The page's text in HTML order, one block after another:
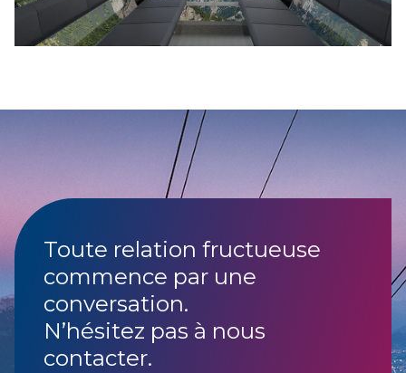
Toute relation fructueuse
commence par une
conversation.
N’hésitez pas à nous
contacter.